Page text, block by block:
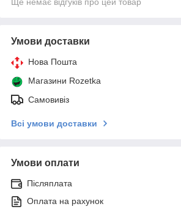
Умови доставки
Нова Пошта
Магазини Rozetka
Самовивіз
Всі умови доставки
Умови оплати
Післяплата
Оплата на рахунок